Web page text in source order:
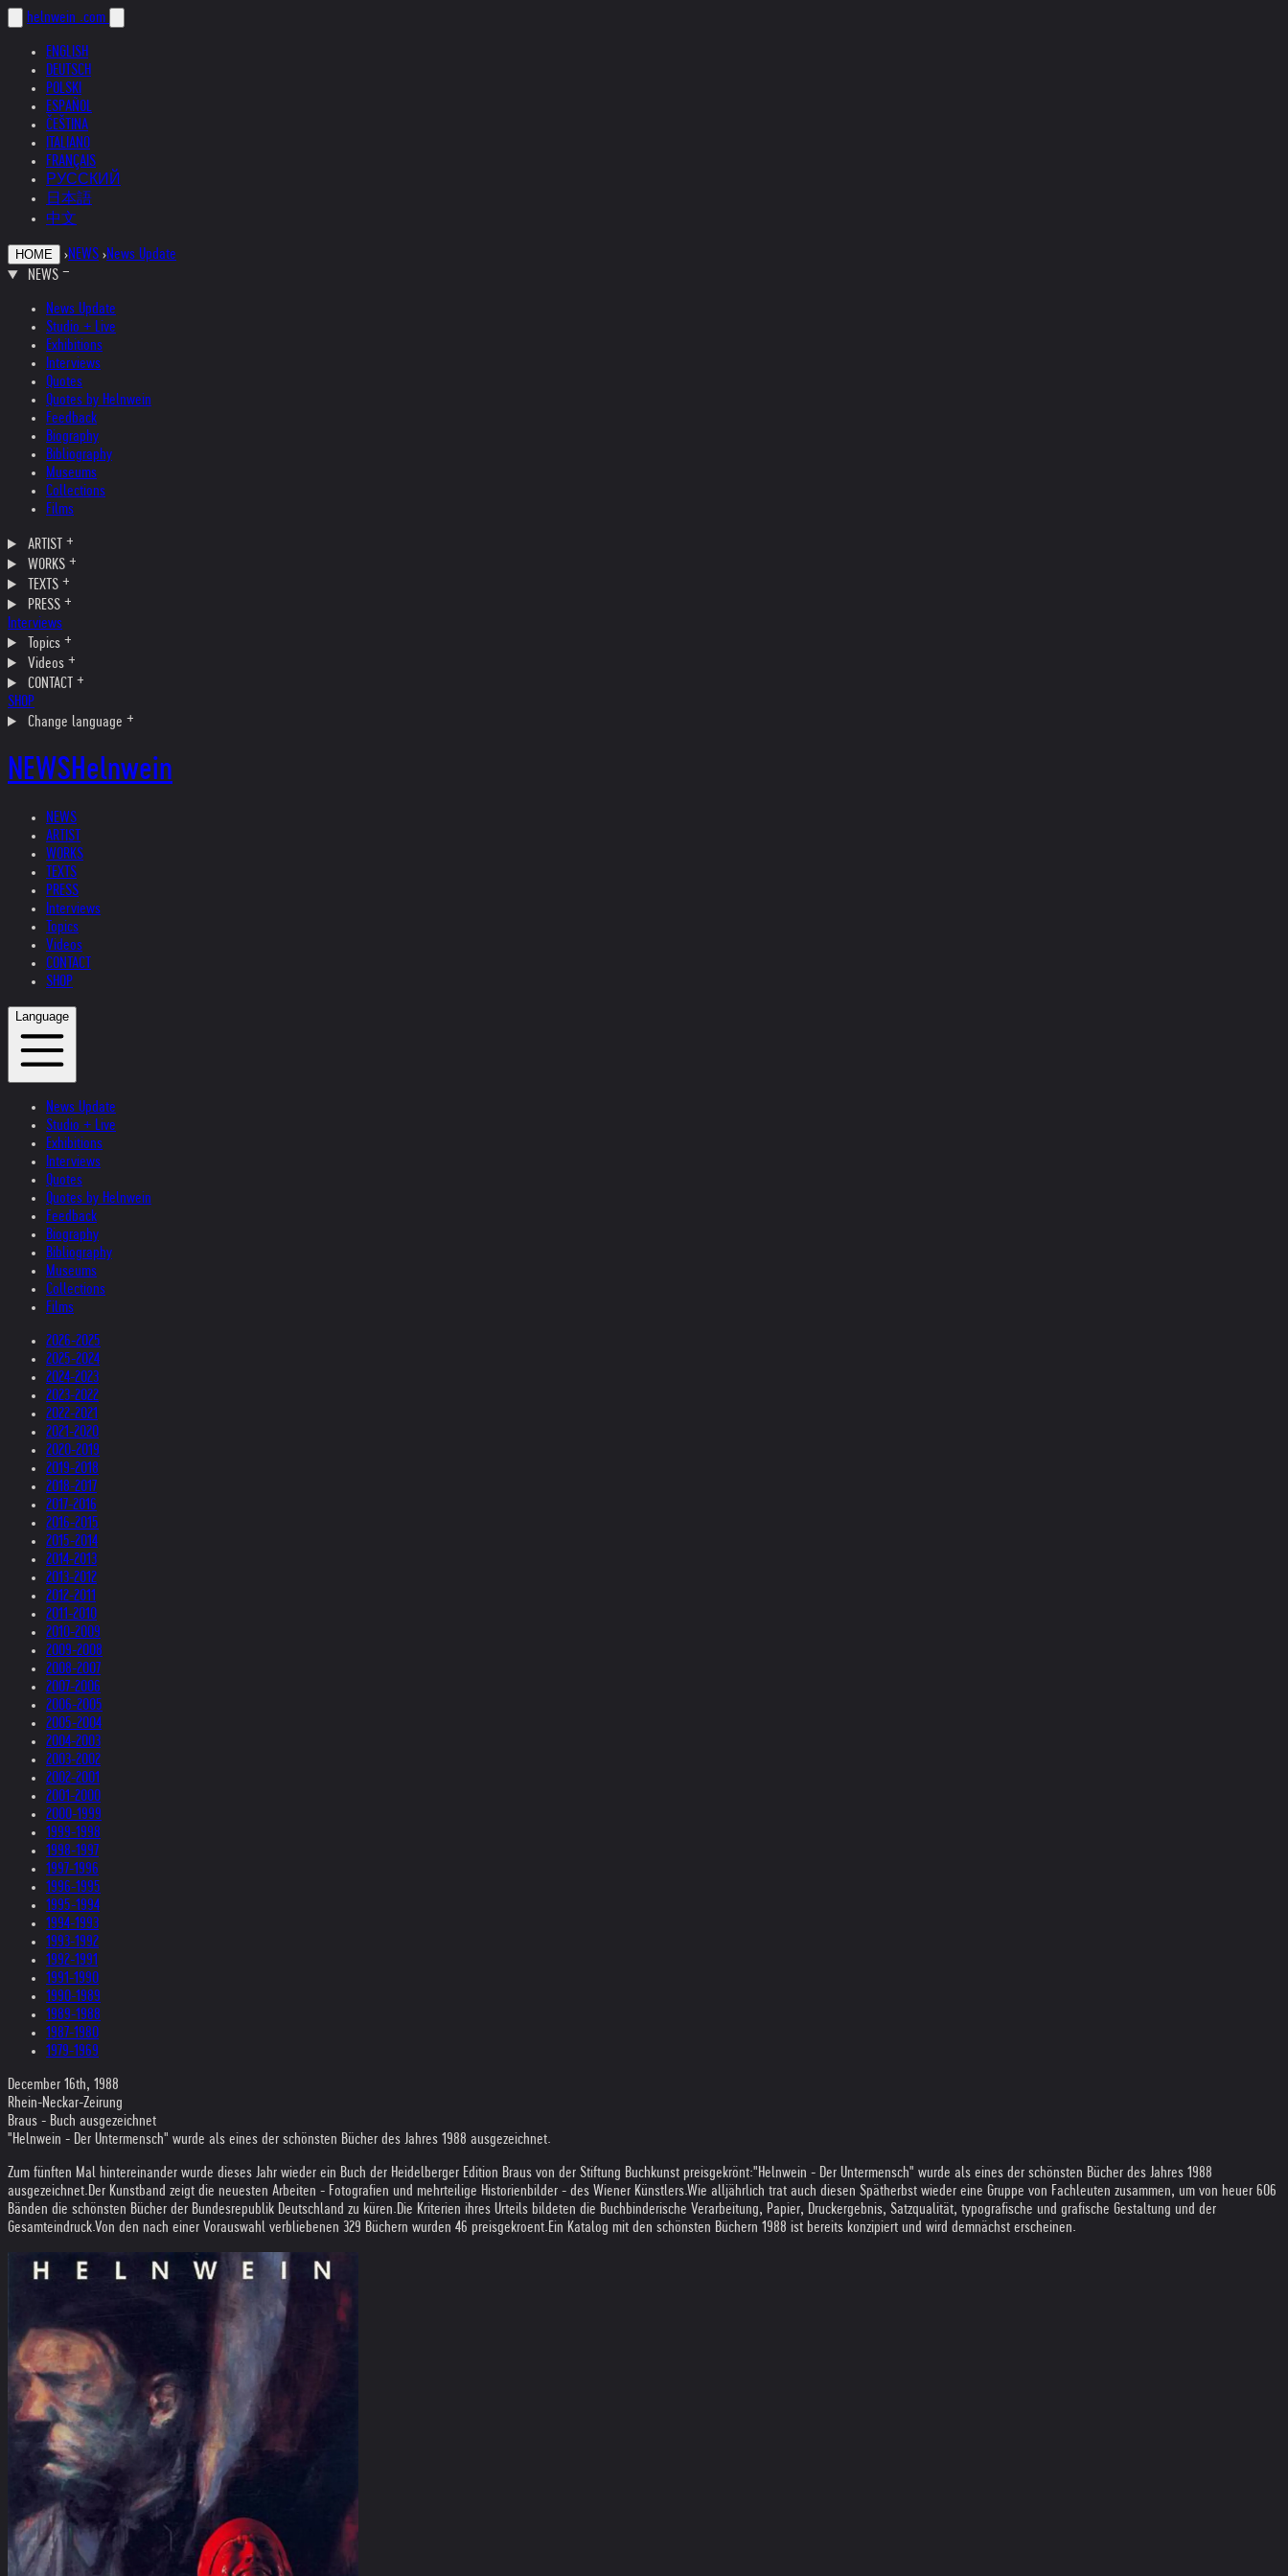
helnwein .com
ENGLISH
DEUTSCH
POLSKI
ESPAÑOL
ČEŠTINA
ITALIANO
FRANÇAIS
РУССКИЙ
日本語
中文
HOME ›NEWS ›News Update
NEWS
News Update
Studio + Live
Exhibitions
Interviews
Quotes
Quotes by Helnwein
Feedback
Biography
Bibliography
Museums
Collections
Films
ARTIST
WORKS
TEXTS
PRESS
Interviews
Topics
Videos
CONTACT
SHOP
Change language
NEWSHelnwein
NEWS
ARTIST
WORKS
TEXTS
PRESS
Interviews
Topics
Videos
CONTACT
SHOP
Language
News Update
Studio + Live
Exhibitions
Interviews
Quotes
Quotes by Helnwein
Feedback
Biography
Bibliography
Museums
Collections
Films
2026-2025
2025-2024
2024-2023
2023-2022
2022-2021
2021-2020
2020-2019
2019-2018
2018-2017
2017-2016
2016-2015
2015-2014
2014-2013
2013-2012
2012-2011
2011-2010
2010-2009
2009-2008
2008-2007
2007-2006
2006-2005
2005-2004
2004-2003
2003-2002
2002-2001
2001-2000
2000-1999
1999-1998
1998-1997
1997-1996
1996-1995
1995-1994
1994-1993
1993-1992
1992-1991
1991-1990
1990-1989
1989-1988
1987-1980
1979-1969
December 16th, 1988
Rhein-Neckar-Zeirung
Braus - Buch ausgezeichnet
"Helnwein - Der Untermensch" wurde als eines der schönsten Bücher des Jahres 1988 ausgezeichnet.
Zum fünften Mal hintereinander wurde dieses Jahr wieder ein Buch der Heidelberger Edition Braus von der Stiftung Buchkunst preisgekrönt:"Helnwein - Der Untermensch" wurde als eines der schönsten Bücher des Jahres 1988
ausgezeichnet. Der Kunstband zeigt die neuesten Arbeiten - Fotografien und mehrteilige Historienbilder - des Wiener Künstlers.Wie alljährlich trat auch diesen Spätherbst wieder eine Gruppe von Fachleuten zusammen, um von heuer 606
Bänden die schönsten Bücher der Bundesrepublik Deutschland zu küren. Die Kriterien ihres Urteils bildeten die Buchbinderische Verarbeitung, Papier, Druckergebnis, Satzqualität, typografische und grafische Gestaltung und der
Gesamteindruck.Von den nach einer Vorauswahl verbliebenen 329 Büchern wurden 46 preisgekroent.Ein Katalog mit den schönsten Büchern 1988 ist bereits konzipiert und wird demnächst erscheinen.